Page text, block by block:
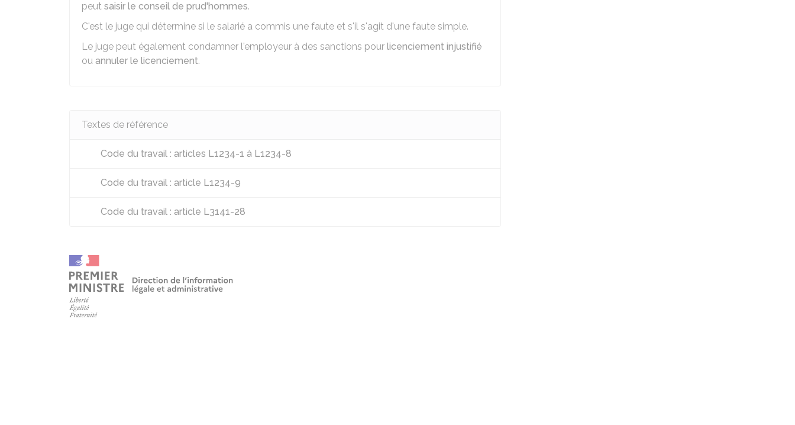
peut saisir le conseil de prud'hommes.
C'est le juge qui détermine si le salarié a commis une faute et s'il s'agit d'une faute simple.
Le juge peut également condamner l'employeur à des sanctions pour licenciement injustifié
ou annuler le licenciement.
Textes de référence
Code du travail : articles L1234-1 à L1234-8
Code du travail : article L1234-9
Code du travail : article L3141-28